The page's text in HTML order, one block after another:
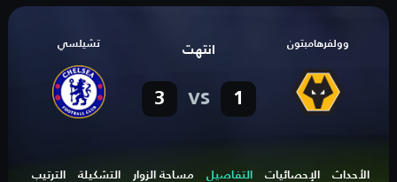
وولفرهامبتون انتهت
1
vs
3
تشيلسي
الأحداث الإحصائيات التفاصيل مساحة الزوار التشكيلة الترتيب